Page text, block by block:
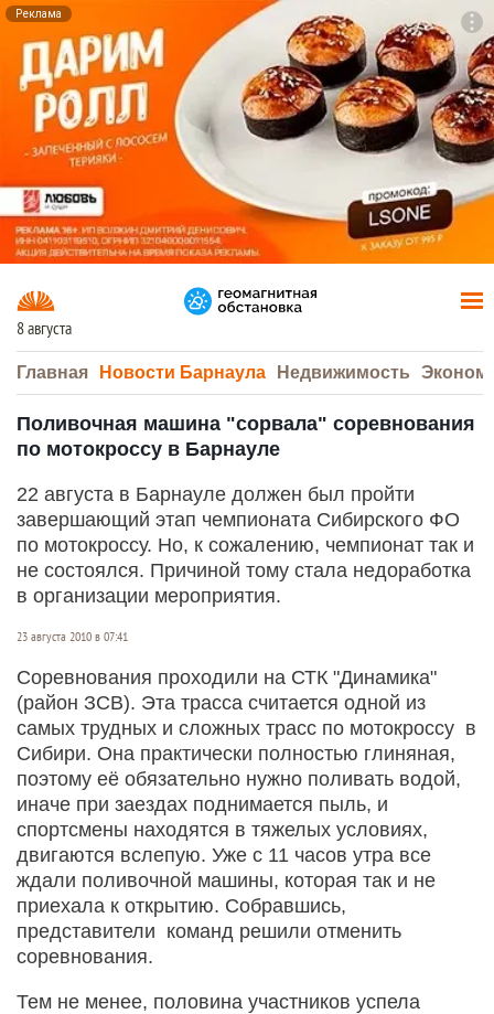
Реклама
8 августа
Главная Новости Барнаула Недвижимость
Поливочная машина "сорвала" соревнования
по мотокроссу в Барнауле
22 августа в Барнауле должен был пройти
завершающий этап чемпионата Сибирского ФО
по мотокроссу. Но, к сожалению, чемпионат так и
не состоялся. Причиной тому стала недоработка
в организации мероприятия.
23 августа 2010 в 07:41
Соревнования проходили на СТК "Динамика"
(район ЗСВ). Эта трасса считается одной из
самых трудных и сложных трасс по мотокроссу в
Сибири. Она практически полностью глиняная,
поэтому её обязательно нужно поливать водой,
иначе при заездах поднимается пыль, и
спортсмены находятся в тяжелых условиях,
двигаются вслепую. Уже с 11 часов утра все
ждали поливочной машины, которая так и не
приехала к открытию. Собравшись,
представители команд решили отменить
соревнования.
Тем не менее, половина участников успела